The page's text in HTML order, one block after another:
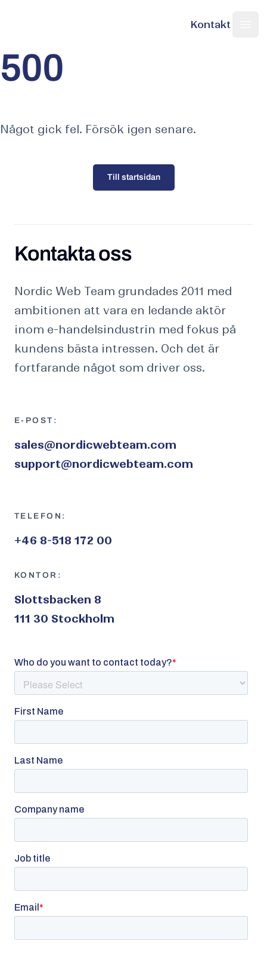
Sök på sajten
Kontakt
500
Något gick fel. Försök igen senare.
Till startsidan
Kontakta oss
Kontakta oss
Nordic Web Team grundades 2011 med
ambitionen att vara en ledande aktör
inom e-handelsindustrin med fokus på
kundens bästa intressen. Och det är
fortfarande något som driver oss.
E-POST:
sales@nordicwebteam.com
support@nordicwebteam.com
TELEFON:
+46 8-518 172 00
KONTOR:
Slottsbacken 8
111 30 Stockholm